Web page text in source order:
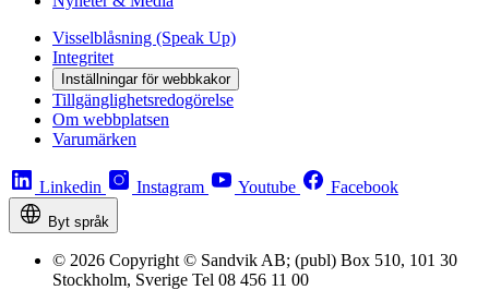
Visselblåsning (Speak Up)
Integritet
Inställningar för webbkakor
Tillgänglighetsredogörelse
Om webbplatsen
Varumärken
Linkedin Instagram Youtube Facebook
Byt språk
© 2026 Copyright © Sandvik AB; (publ) Box 510, 101 30
Stockholm, Sverige Tel 08 456 11 00